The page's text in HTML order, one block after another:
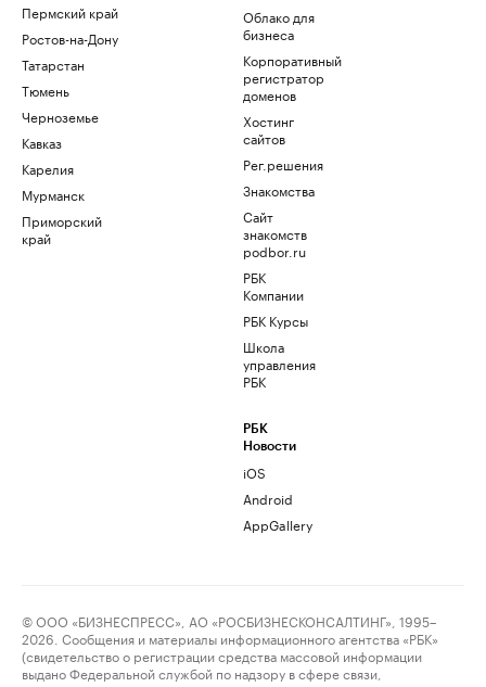
Пермский край
Ростов-на-Дону
Татарстан
Тюмень
Черноземье
Кавказ
Карелия
Мурманск
Приморский
край
Облако для
бизнеса
Корпоративный
регистратор
доменов
Хостинг
сайтов
Рег.решения
Знакомства
Сайт
знакомств
podbor.ru
РБК
Компании
РБК Курсы
Школа
управления
РБК
РБК
Новости
iOS
Android
AppGallery
© ООО «БИЗНЕСПРЕСС», АО «РОСБИЗНЕСКОНСАЛТИНГ», 1995–
2026. Сообщения и материалы информационного агентства «РБК»
(свидетельство о регистрации средства массовой информации
выдано Федеральной службой по надзору в сфере связи,